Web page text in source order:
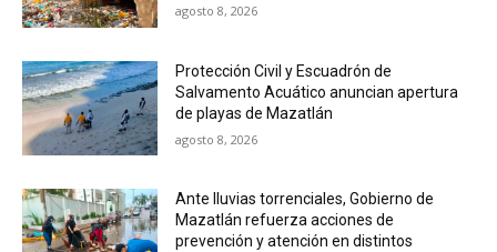
agosto 8, 2026
Protección Civil y Escuadrón de
Salvamento Acuático anuncian apertura
de playas de Mazatlán
agosto 8, 2026
Ante lluvias torrenciales, Gobierno de
Mazatlán refuerza acciones de
prevención y atención en distintos